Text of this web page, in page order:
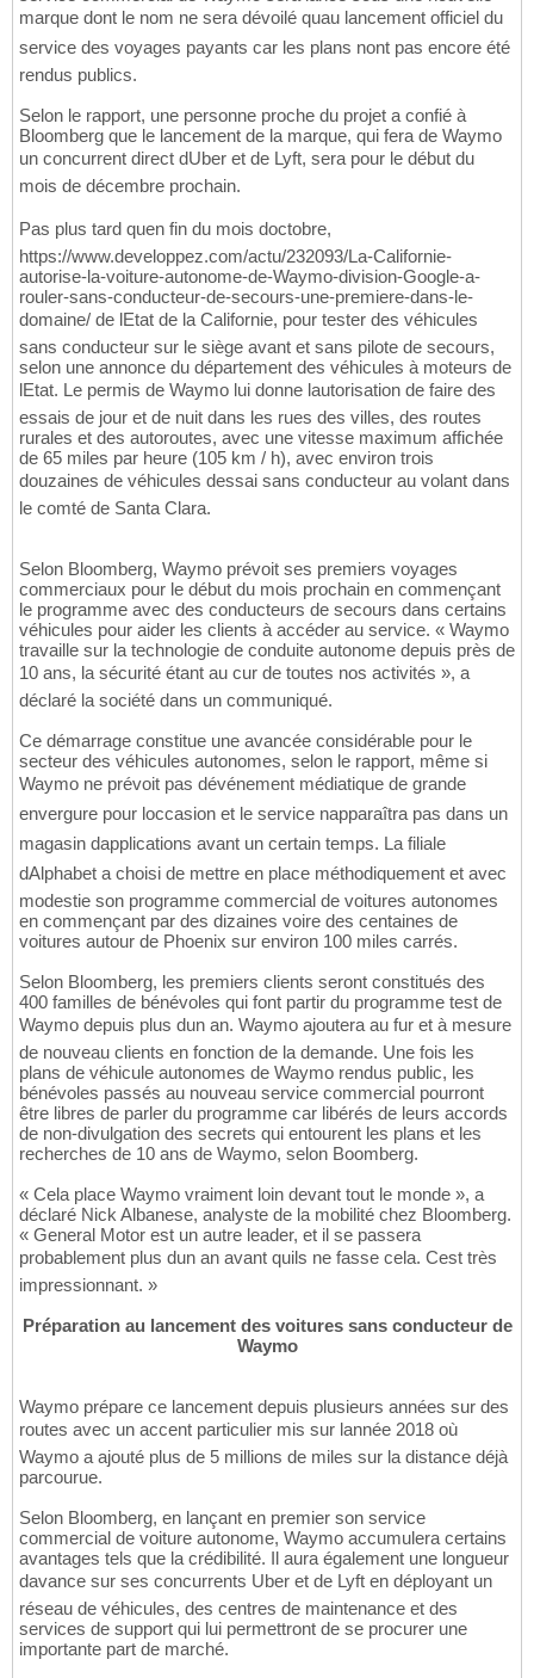
marque dont le nom ne sera dévoilé quau lancement officiel du
service des voyages payants car les plans nont pas encore été
rendus publics.
Selon le rapport, une personne proche du projet a confié à
Bloomberg que le lancement de la marque, qui fera de Waymo
un concurrent direct dUber et de Lyft, sera pour le début du
mois de décembre prochain.
Pas plus tard quen fin du mois doctobre,
https://www.developpez.com/actu/232093/La-Californie-
autorise-la-voiture-autonome-de-Waymo-division-Google-a-
rouler-sans-conducteur-de-secours-une-premiere-dans-le-
domaine/ de lEtat de la Californie, pour tester des véhicules
sans conducteur sur le siège avant et sans pilote de secours,
selon une annonce du département des véhicules à moteurs de
lEtat. Le permis de Waymo lui donne lautorisation de faire des
essais de jour et de nuit dans les rues des villes, des routes
rurales et des autoroutes, avec une vitesse maximum affichée
de 65 miles par heure (105 km / h), avec environ trois
douzaines de véhicules dessai sans conducteur au volant dans
le comté de Santa Clara.
Selon Bloomberg, Waymo prévoit ses premiers voyages
commerciaux pour le début du mois prochain en commençant
le programme avec des conducteurs de secours dans certains
véhicules pour aider les clients à accéder au service. « Waymo
travaille sur la technologie de conduite autonome depuis près de
10 ans, la sécurité étant au cur de toutes nos activités », a
déclaré la société dans un communiqué.
Ce démarrage constitue une avancée considérable pour le
secteur des véhicules autonomes, selon le rapport, même si
Waymo ne prévoit pas dévénement médiatique de grande
envergure pour loccasion et le service napparaîtra pas dans un
magasin dapplications avant un certain temps. La filiale
dAlphabet a choisi de mettre en place méthodiquement et avec
modestie son programme commercial de voitures autonomes
en commençant par des dizaines voire des centaines de
voitures autour de Phoenix sur environ 100 miles carrés.
Selon Bloomberg, les premiers clients seront constitués des
400 familles de bénévoles qui font partir du programme test de
Waymo depuis plus dun an. Waymo ajoutera au fur et à mesure
de nouveau clients en fonction de la demande. Une fois les
plans de véhicule autonomes de Waymo rendus public, les
bénévoles passés au nouveau service commercial pourront
être libres de parler du programme car libérés de leurs accords
de non-divulgation des secrets qui entourent les plans et les
recherches de 10 ans de Waymo, selon Boomberg.
« Cela place Waymo vraiment loin devant tout le monde », a
déclaré Nick Albanese, analyste de la mobilité chez Bloomberg.
« General Motor est un autre leader, et il se passera
probablement plus dun an avant quils ne fasse cela. Cest très
impressionnant. »
Préparation au lancement des voitures sans conducteur de
Waymo
Waymo prépare ce lancement depuis plusieurs années sur des
routes avec un accent particulier mis sur lannée 2018 où
Waymo a ajouté plus de 5 millions de miles sur la distance déjà
parcourue.
Selon Bloomberg, en lançant en premier son service
commercial de voiture autonome, Waymo accumulera certains
avantages tels que la crédibilité. Il aura également une longueur
davance sur ses concurrents Uber et de Lyft en déployant un
réseau de véhicules, des centres de maintenance et des
services de support qui lui permettront de se procurer une
importante part de marché.